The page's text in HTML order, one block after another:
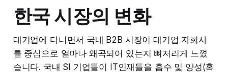
한국 시장의 변화
대기업에 다니면서 국내 B2B 시장이 대기업 자회사
를 중심으로 얼마나 왜곡되어 있는지 뼈저리게 느꼈
습니다. 국내 SI 기업들이 IT인재들을 흡수 및 양성(혹